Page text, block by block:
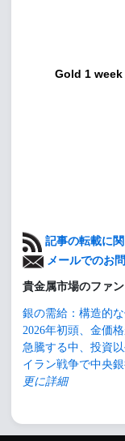
Gold 1 week
記事の転載に
メールでのお
貴金属市場のファ
銀の需給：構造的
2026年初頭、金価
急騰する中、投資
イラン戦争で中央
更に詳細